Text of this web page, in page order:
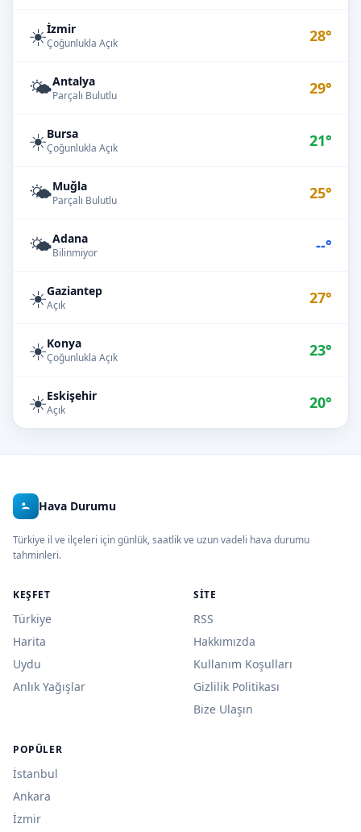
☀️İzmir
Çoğunlukla Açık 28°
🌤️Antalya
Parçalı Bulutlu 29°
☀️Bursa
Çoğunlukla Açık 21°
🌤️Muğla
Parçalı Bulutlu 25°
🌤️Adana
Bilinmiyor --°
☀️Gaziantep
Açık 27°
☀️Konya
Çoğunlukla Açık 23°
☀️Eskişehir
Açık 20°
Hava Durumu
Türkiye il ve ilçeleri için günlük, saatlik ve uzun vadeli hava durumu
tahminleri.
KEŞFET
Türkiye
Harita
Uydu
Anlık Yağışlar
SITE
RSS
Hakkımızda
Kullanım Koşulları
Gizlilik Politikası
Bize Ulaşın
POPÜLER
İstanbul
Ankara
İzmir